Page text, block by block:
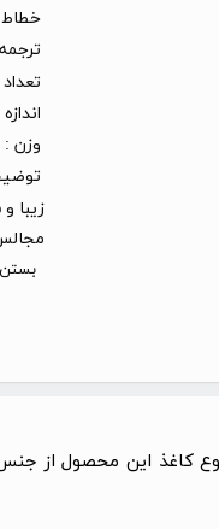
وزن :
زیبا
بستن
کاغذ این محصول از